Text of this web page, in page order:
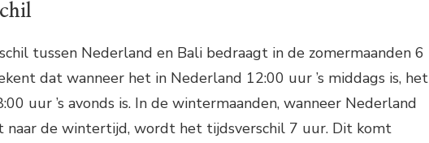
tussen Nederland en Bali bedraagt in de zomermaanden 6
dat wanneer het in Nederland 12:00 uur ’s middags is, het
uur ’s avonds is. In de wintermaanden, wanneer Nederland
naar de wintertijd, wordt het tijdsverschil 7 uur. Dit komt